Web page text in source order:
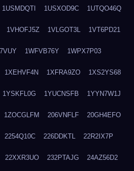
1USMDQTI 1USXOD9C 1UTQO46Q
1VHOFJ5Z 1VLGOT3L 1VT6PD21
1WFVB76Y 1WPX7P03
1XEHVF4N 1XFRA9ZO 1XS2YS68
1YSKFL0G 1YUCNSFB 1YYN7W1J
1ZOCGLFM 206VNFLF 20GH4EFO
2254Q10C 226DDKTL 22R2IX7P
22XXR3UO 232PTAJG 24AZ56D2